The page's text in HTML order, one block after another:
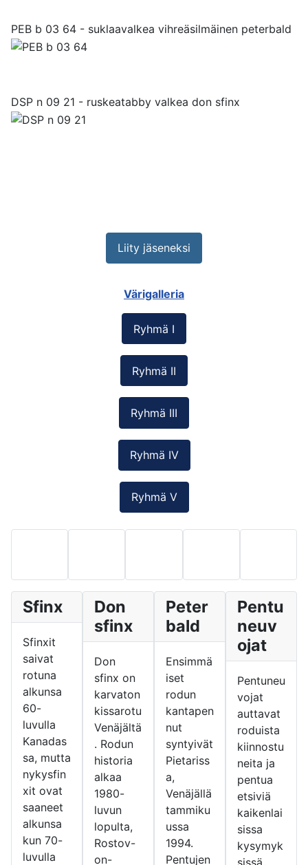
Liity jäseneksi
Värigalleria
Ryhmä I
Ryhmä II
Ryhmä III
Ryhmä IV
Ryhmä V
PEB b 03 64 - suklaavalkea vihreäsilmäinen peterbald
DSP n 09 21 - ruskeatabby valkea don sfinx
Sfinx
Sfinxit
saivat
rotuna
alkunsa
60-
luvulla
Kanadas
sa, mutta
nykysfin
xit ovat
saaneet
alkunsa
kun 70-
luvulla
Don
sfinx
Don
sfinx on
karvaton
kissarotu
Venäjältä
. Rodun
historia
alkaa
1980-
luvun
lopulta,
Rostov-
on-
Peter
bald
Ensimmä
iset
rodun
kantapen
nut
syntyivät
Pietariss
a,
Venäjällä
tammiku
ussa
1994.
Pentujen
Pentu
neuv
ojat
Pentuneu
vojat
auttavat
roduista
kiinnostu
neita ja
pentua
etsiviä
kaikenlai
sissa
kysymyk
sissä,